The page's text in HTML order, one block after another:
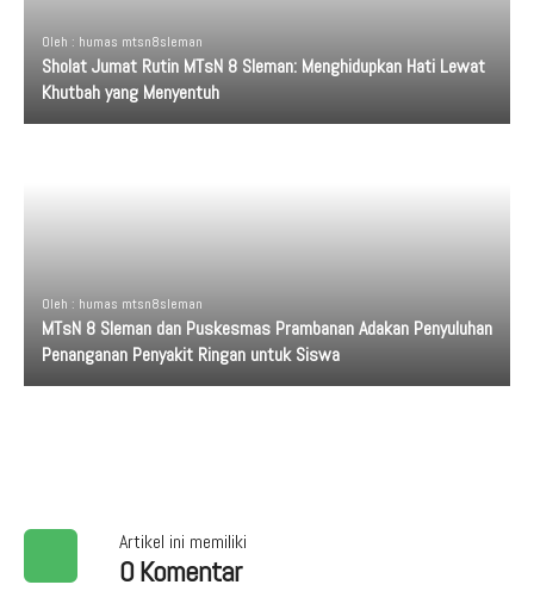
Oleh : humas mtsn8sleman
Sholat Jumat Rutin MTsN 8 Sleman: Menghidupkan Hati Lewat
Khutbah yang Menyentuh
Oleh : humas mtsn8sleman
MTsN 8 Sleman dan Puskesmas Prambanan Adakan Penyuluhan
Penanganan Penyakit Ringan untuk Siswa
Artikel ini memiliki
0 Komentar